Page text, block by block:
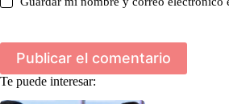
Publicar el comentario
Te puede interesar: